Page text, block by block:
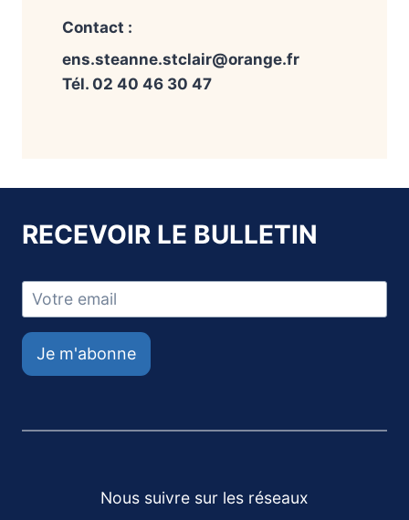
Contact :
ens.steanne.stclair@orange.fr
Tél. 02 40 46 30 47
RECEVOIR LE BULLETIN
Je m'abonne
Nous suivre sur les réseaux